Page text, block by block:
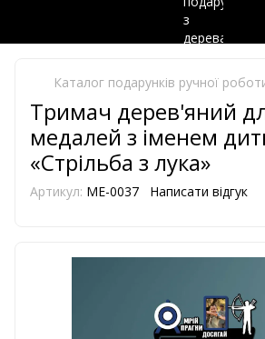
Каталог подарунків ручної
Тримач дерев'яний
медалей з іменем
«Стрільба з лука»
Артикул: ME-0037 Написати відгук